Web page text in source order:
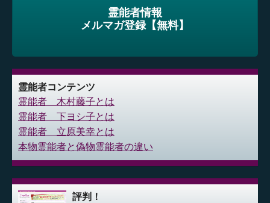
霊能者情報
メルマガ登録【無料】
霊能者コンテンツ
霊能者 木村藤子とは
霊能者 下ヨシ子とは
霊能者 立原美幸とは
本物霊能者と偽物霊能者の違い
評判！